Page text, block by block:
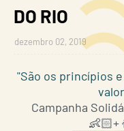
DO RIO
dezembro 02, 2019
"São os princípios
Campanha
👶🏻+